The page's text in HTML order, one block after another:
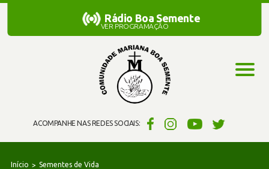
ACOMPANHE NAS REDES SOCIAIS:
Rádio Boa Semente
Rádio Boa Semente
VER PROGRAMAÇÃO
Início Sementes de Vida